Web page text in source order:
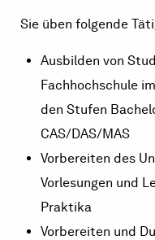
Sie üben folgende
Ausbilden von
Fachhochschule
den Stufen
CAS/DAS/MAS
Vorbereiten des
Vorlesungen und
Praktika
Vorbereiten und